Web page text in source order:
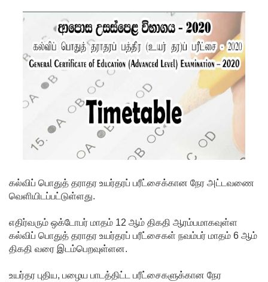
வினாத்தா
ள் - நீதி
கோருகிற
இலங்கை
ஆசிரியர்
சங்கம்!
நவம்பரில்
ழைக்கு
வாய்ப்பு -
எல்
கல்விப் பொதுத் தராதர உயர்தரப் பரீட்சைக்கான நேர அட்டவணை
வெளியிடப்பட்டுள்ளது.
எதிர்வரும் ஒக்டோபர் மாதம் 12 ஆம் திகதி ஆரம்பமாகவுள்ள
கல்விப் பொதுத் தராதர உயர்தரப் பரீட்சைகள் நவம்பர் மாதம் 6 ஆம்
திகதி வரை இடம்பெறவுள்ளன.
உயர்தர புதிய, பழைய பாடத்திட்ட பரீட்சைகளுக்கான நேர